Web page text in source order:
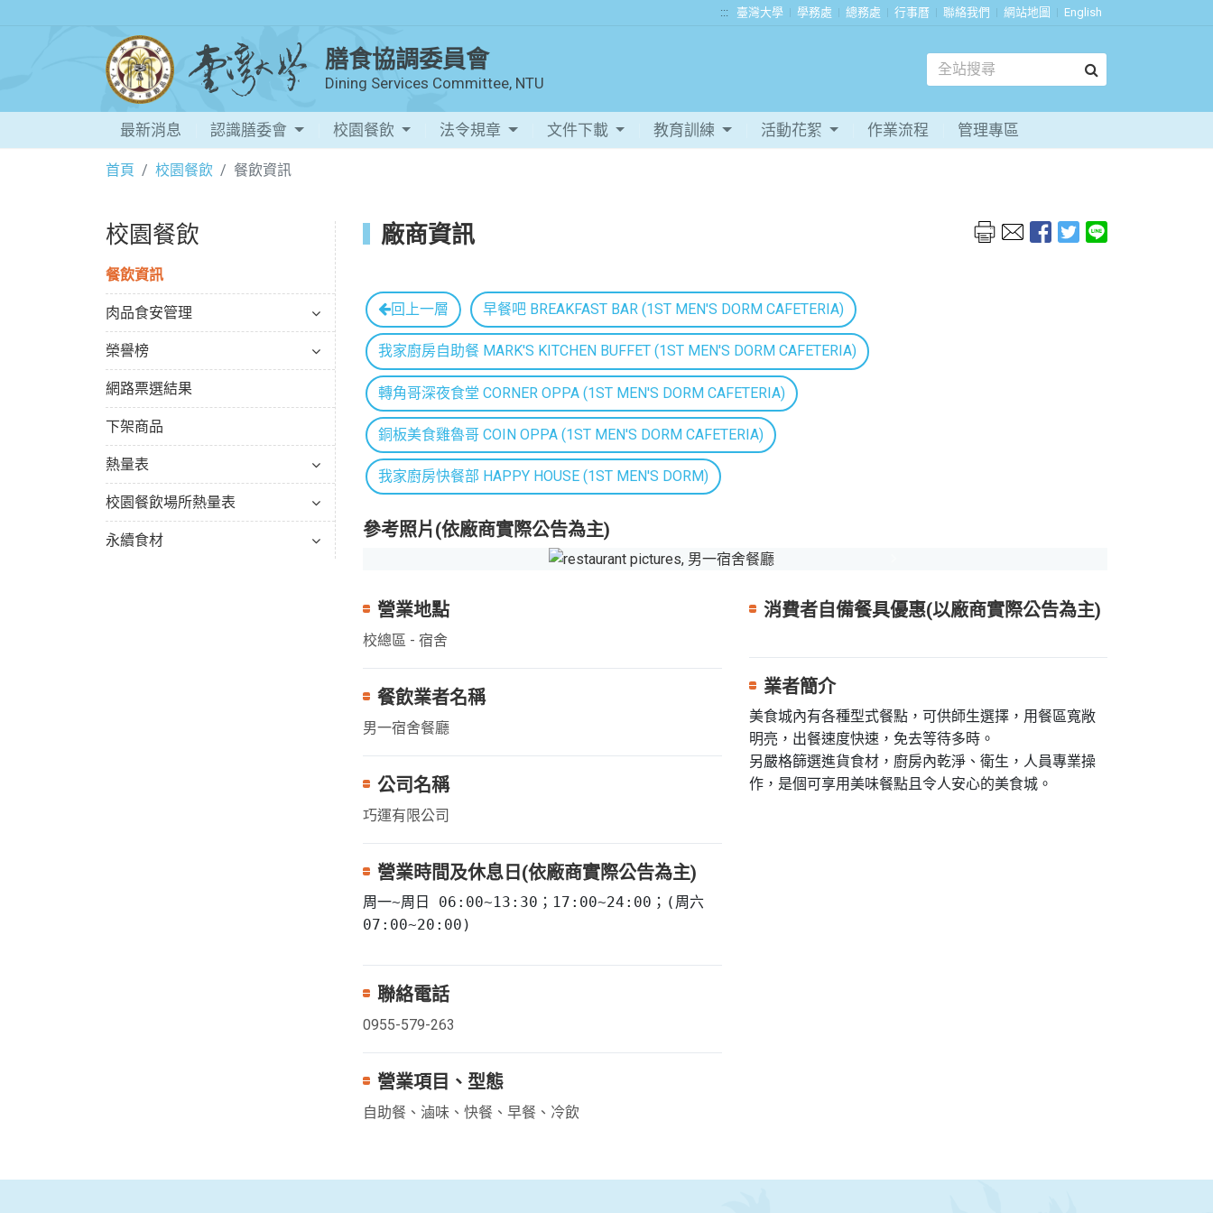
::: 臺灣大學 學務處 總務處 行事曆 聯絡我們 網站地圖 English
膳食協調委員會
Dining Services Committee, NTU
最新消息 認識膳委會 校園餐飲 法令規章 文件下載 教育訓練 活動花絮 作業流程 管理專區
首頁 校園餐飲 餐飲資訊
校園餐飲
餐飲資訊
肉品食安管理
榮譽榜
網路票選結果
下架商品
熱量表
校園餐飲場所熱量表
永續食材
廠商資訊
回上一層 早餐吧 BREAKFAST BAR (1ST MEN'S DORM CAFETERIA)
我家廚房自助餐 MARK'S KITCHEN BUFFET (1ST MEN'S DORM CAFETERIA)
轉角哥深夜食堂 CORNER OPPA (1ST MEN'S DORM CAFETERIA)
銅板美食雞魯哥 COIN OPPA (1ST MEN'S DORM CAFETERIA)
我家廚房快餐部 HAPPY HOUSE (1ST MEN'S DORM)
參考照片(依廠商實際公告為主)
Previous
營業地點
校總區 - 宿舍
餐飲業者名稱
男一宿舍餐廳
公司名稱
巧運有限公司
營業時間及休息日(依廠商實際公告為主)
周一~周日 06:00~13:30；17:00~24:00；(周六
07:00~20:00)
聯絡電話
0955-579-263
營業項目、型態
自助餐、滷味、快餐、早餐、冷飲
消費者自備餐具優惠(以廠商實際公告為主)
業者簡介
美食城內有各種型式餐點，可供師生選擇，用餐區寬敞
明亮，出餐速度快速，免去等待多時。
另嚴格篩選進貨食材，廚房內乾淨、衛生，人員專業操
作，是個可享用美味餐點且令人安心的美食城。